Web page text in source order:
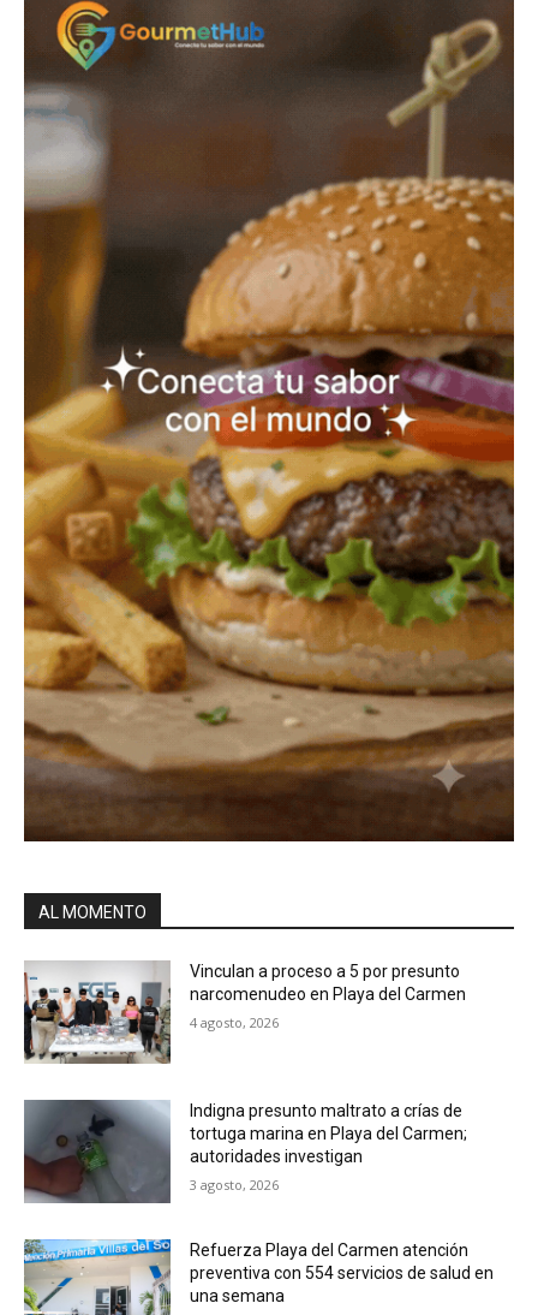
AL MOMENTO
Vinculan a proceso a 5 por presunto
narcomenudeo en Playa del Carmen
4 agosto, 2026
Indigna presunto maltrato a crías de
tortuga marina en Playa del Carmen;
autoridades investigan
3 agosto, 2026
Refuerza Playa del Carmen atención
preventiva con 554 servicios de salud en
una semana